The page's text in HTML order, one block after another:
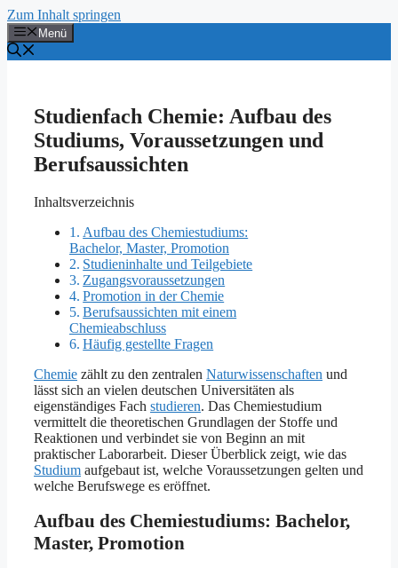
Zum Inhalt springen
Menü
Studienfach Chemie: Aufbau des
Studiums, Voraussetzungen und
Berufsaussichten
Inhaltsverzeichnis
Aufbau des Chemiestudiums:
Bachelor, Master, Promotion
Studieninhalte und Teilgebiete
Zugangsvoraussetzungen
Promotion in der Chemie
Berufsaussichten mit einem
Chemieabschluss
Häufig gestellte Fragen
Chemie zählt zu den zentralen Naturwissenschaften und
lässt sich an vielen deutschen Universitäten als
eigenständiges Fach studieren. Das Chemiestudium
vermittelt die theoretischen Grundlagen der Stoffe und
Reaktionen und verbindet sie von Beginn an mit
praktischer Laborarbeit. Dieser Überblick zeigt, wie das
Studium aufgebaut ist, welche Voraussetzungen gelten und
welche Berufswege es eröffnet.
Aufbau des Chemiestudiums: Bachelor,
Master, Promotion